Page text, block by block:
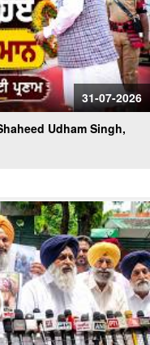
31-07-2026
Udham Singh,